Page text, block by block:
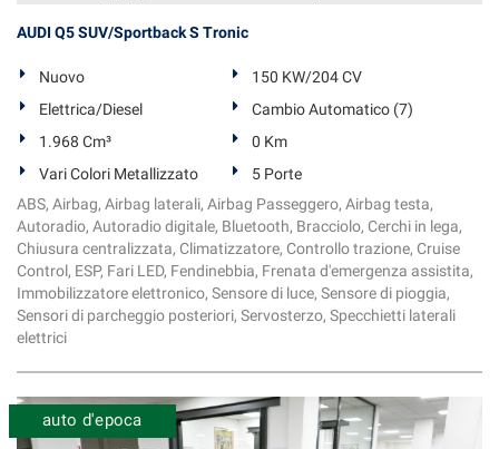
AUDI Q5 SUV/Sportback S Tronic
Nuovo
150 KW/204 CV
Elettrica/Diesel
Cambio Automatico (7)
1.968 Cm³
0 Km
Vari Colori Metallizzato
5 Porte
ABS, Airbag, Airbag laterali, Airbag Passeggero, Airbag testa,
Autoradio, Autoradio digitale, Bluetooth, Bracciolo, Cerchi in lega,
Chiusura centralizzata, Climatizzatore, Controllo trazione, Cruise
Control, ESP, Fari LED, Fendinebbia, Frenata d'emergenza assistita,
Immobilizzatore elettronico, Sensore di luce, Sensore di pioggia,
Sensori di parcheggio posteriori, Servosterzo, Specchietti laterali
elettrici
auto d'epoca